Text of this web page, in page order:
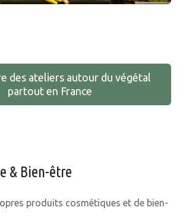
des ateliers autour du végétal
partout en France
& Bien-être
produits cosmétiques et de bien-